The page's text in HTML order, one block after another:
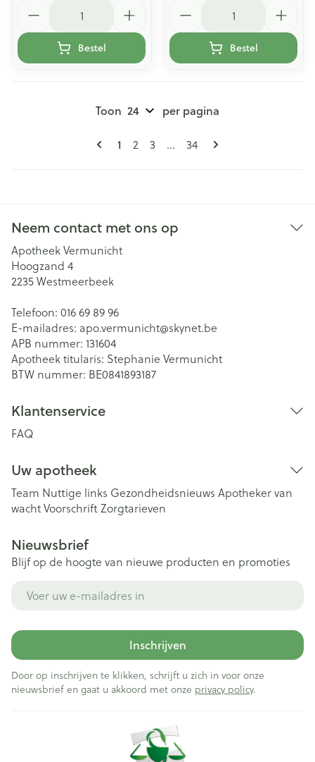
Bestel Bestel
Pagina's
U lees momenteel pagina
1 Pagina
2 Pagina
3 ... Pagina
34
Toon per pagina
Neem contact met ons op
Apotheek Vermunicht
Hoogzand 4
2235Westmeerbeek
Telefoon: 016 69 89 96
E-mailadres: apo.vermunicht@skynet.be
APB nummer: 131604
Apotheek titularis: Stephanie Vermunicht
BTW nummer: BE0841893187
Klantenservice
FAQ
Uw apotheek
Team Nuttige links Gezondheidsnieuws Apotheker van
wachtVoorschriftZorgtarieven
Nieuwsbrief
Blijf op de hoogte van nieuwe producten en promoties
Inschrijven
Door op inschrijven te klikken, schrijft u zich in voor onze
nieuwsbrief en gaat u akkoord met onze privacy policy.